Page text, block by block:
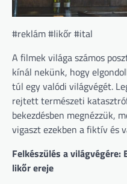
#reklám #likőr #ital
A filmek világa számos
kínál nekünk, hogy
túl egy valódi világvégét.
rejtett természeti
bekezdésben megnézzük,
vigaszt ezekben a fiktív és
Felkészülés a
likőr ereje